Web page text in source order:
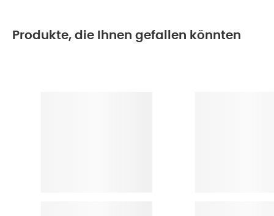
Produkte, die Ihnen gefallen könnten